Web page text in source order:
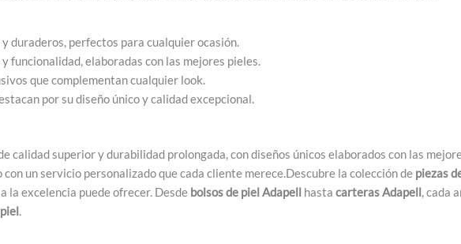
duraderos, perfectos para cualquier ocasión.
funcionalidad, elaboradas con las mejores pieles.
que complementan cualquier look.
por su diseño único y calidad excepcional.
calidad superior y durabilidad prolongada, con diseños únicos elaborados con las
un servicio personalizado que cada cliente merece.Descubre la colección de piezas
la excelencia puede ofrecer. Desde bolsos de piel Adapell hastacarteras Adapell, cada
.